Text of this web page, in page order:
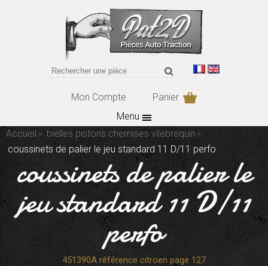
Mon Compte
Panier
Menu
Accueil
bielles pistons chemises vilebrequin
coussinets de palier le jeu standard 11 D/11 perfo
coussinets de palier le
jeu standard 11 D/11
perfo
451390A référence citroen page 127